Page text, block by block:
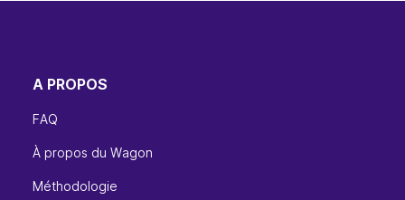
A PROPOS
FAQ
À propos du Wagon
Méthodologie